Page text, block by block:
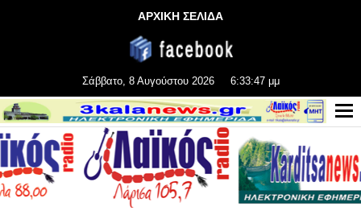
ΑΡΧΙΚΗ ΣΕΛΙΔΑ
Σάββατο, 8 Αυγούστου 2026 6:33:48 μμ